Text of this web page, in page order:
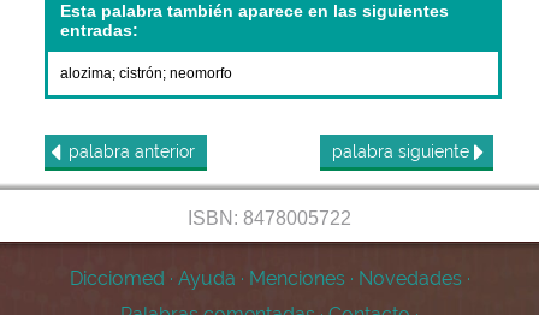
Esta palabra también aparece en las siguientes
entradas:
alozima;cistrón;neomorfo
palabra anterior palabra siguiente
ISBN: 8478005722
Dicciomed · Ayuda · Menciones · Novedades ·